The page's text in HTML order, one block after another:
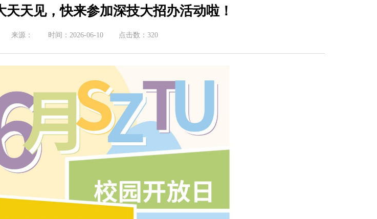
天天见，快来参加深技大招办活动啦！
来源： 时间： 2026-06-10 点击数： 320